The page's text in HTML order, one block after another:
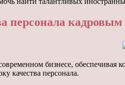
персонала кадровым
бизнесе,
качества персонала.